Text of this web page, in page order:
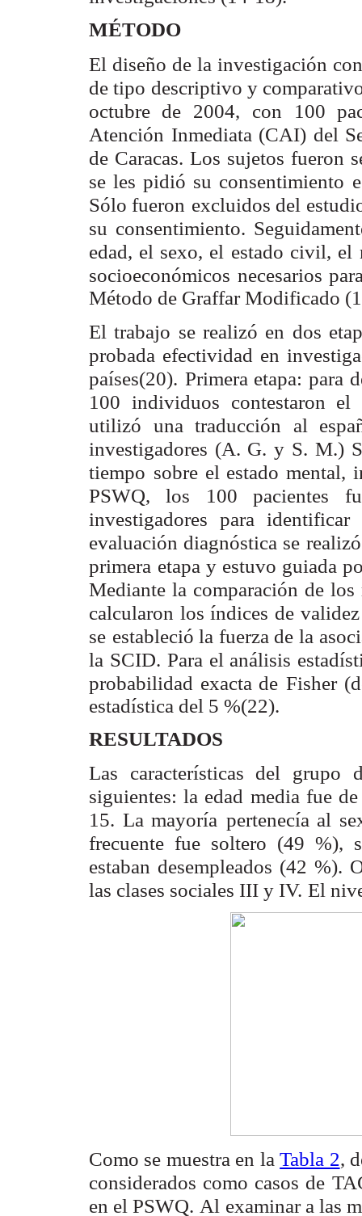
MÉTODO
El diseño de la investigación
de tipo descriptivo y
octubre de 2004,
con 100
Atención Inmediata (CAI) del
de Caracas. Los sujetos fueron
se les pidió su consentimiento
Sólo fueron excluidos del
su consentimiento.
edad, el sexo, el estado civil, el
socioeconómicos necesarios
Método de Graffar Modificado
El trabajo se realizó en dos
probada efectividad en
países(20). Primera etapa: para
100 individuos contestaron el
utilizó una traducción al
investigadores (A. G. y S. M.)
tiempo sobre el estado mental,
PSWQ, los 100 pacientes
investigadores para
evaluación diagnóstica se
primera etapa y estuvo guiada
Mediante la comparación de los
calcularon los índices de
se estableció la fuerza de la
la SCID. Para el análisis
probabilidad exacta de Fisher
estadística del 5 %(22).
RESULTADOS
Las características del grupo
siguientes: la edad media fue de
15. La mayoría pertenecía al
frecuente fue soltero (49 %),
estaban desempleados (42 %).
las clases sociales III y IV. El
Como se muestra en laTabla 2,
considerados como casos de
en el PSWQ. Al examinar a las